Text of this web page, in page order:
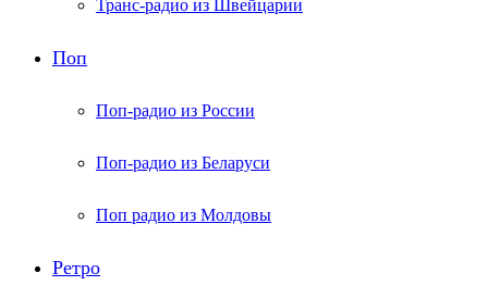
Транс-радио из Швейцарии
Поп
Поп-радио из России
Поп-радио из Беларуси
Поп радио из Молдовы
Ретро